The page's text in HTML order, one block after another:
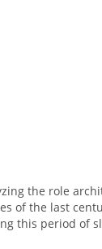
the role
of the last
this period of